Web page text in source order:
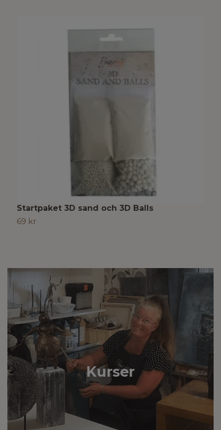
Kurser
Startpaket 3D sand och 3D Balls
69 kr